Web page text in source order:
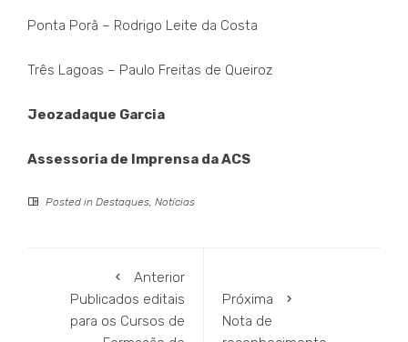
Ponta Porã – Rodrigo Leite da Costa
Três Lagoas – Paulo Freitas de Queiroz
Jeozadaque Garcia
Assessoria de Imprensa da ACS
Posted in Destaques, Notícias
Anterior
Publicados editais
para os Cursos de
Próxima
Nota de